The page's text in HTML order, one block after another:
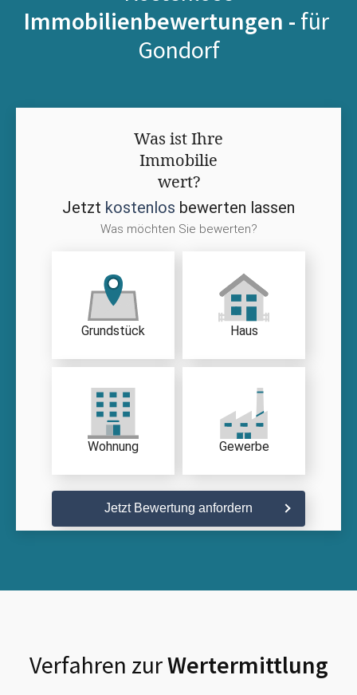
Immobilienbewertungen - für
Gondorf
Was ist Ihre
Immobilie
wert?
Jetzt kostenlos bewerten lassen
Was möchten Sie bewerten?
Grundstück Haus
Wohnung Gewerbe
Jetzt Bewertung anfordern
Verfahren zurWertermittlung